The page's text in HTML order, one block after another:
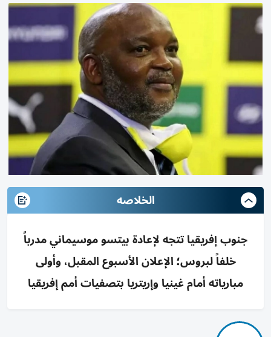
الخلاصه
جنوب إفريقيا تتجه لإعادة بيتسو موسيماني مدرباً
خلفاً لبروس؛ الإعلان الأسبوع المقبل، وأولى
مبارياته أمام غينيا وإريتريا بتصفيات أمم إفريقيا